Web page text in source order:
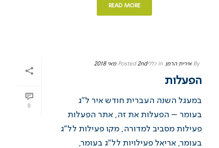
READ MORE
0
By אירית הרמן In כללי Posted 2nd מאי 2018
הפעלות
במעגל השנה העברית חודש איר ל”ג
בעומר – הפעלות את זה, אתר הפעלות
פעילות מסביב למדורה, מקו פעילות לל”ג
בעומר, אריאל פעילויות לל”ג בעומר,